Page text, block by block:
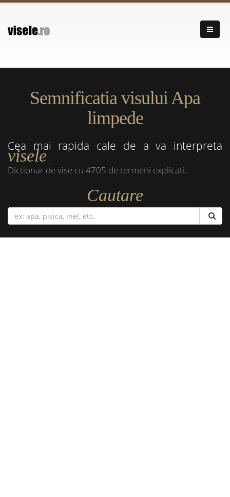
Semnificatia visului Apa
limpede
Cea mai rapida cale de a va interpreta
visele
Dictionar de vise cu 4705 de termeni explicati.
Cautare